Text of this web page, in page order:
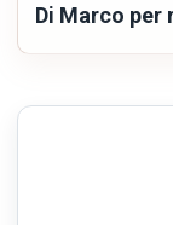
Di Marco per